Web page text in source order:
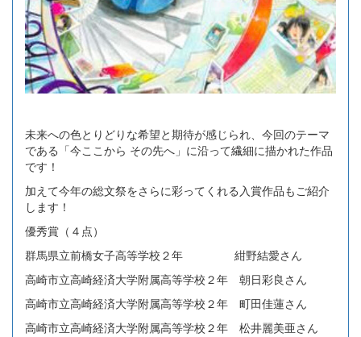
未来への色とりどりな希望と期待が感じられ、今回のテーマ
である「今ここから その先へ」に沿って繊細に描かれた作品
です！
加えて今年の総文祭をさらに彩ってくれる入賞作品もご紹介
します！
優秀賞（４点）
群馬県立前橋女子高等学校２年 紺野結愛さん
高崎市立高崎経済大学附属高等学校２年 朝日彩良さん
高崎市立高崎経済大学附属高等学校２年 町田佳蓮さん
高崎市立高崎経済大学附属高等学校２年 松井麗美亜さん